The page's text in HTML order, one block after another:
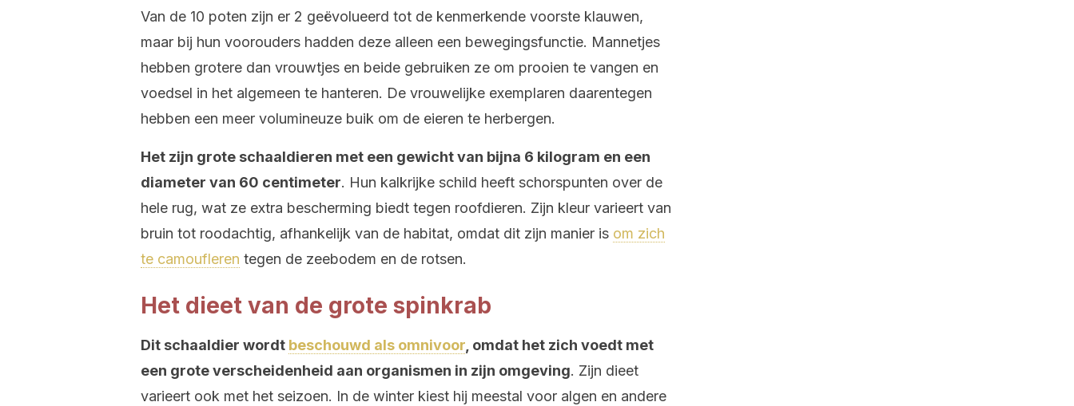
Van de 10 poten zijn er 2 geëvolueerd tot de kenmerkende voorste klauwen,
maar bij hun voorouders hadden deze alleen een bewegingsfunctie. Mannetjes
hebben grotere dan vrouwtjes en beide gebruiken ze om prooien te vangen en
voedsel in het algemeen te hanteren. De vrouwelijke exemplaren daarentegen
hebben een meer volumineuze buik om de eieren te herbergen.
Het zijn grote schaaldieren met een gewicht van bijna 6 kilogram en een
diameter van 60 centimeter. Hun kalkrijke schild heeft schorspunten over de
hele rug, wat ze extra bescherming biedt tegen roofdieren. Zijn kleur varieert van
bruin tot roodachtig, afhankelijk van de habitat, omdat dit zijn manier is om zich
te camoufleren tegen de zeebodem en de rotsen.
Het dieet van de grote spinkrab
Dit schaaldier wordt beschouwd als omnivoor , omdat het zich voedt met
een grote verscheidenheid aan organismen in zijn omgeving. Zijn dieet
varieert ook met het seizoen. In de winter kiest hij meestal voor algen en andere